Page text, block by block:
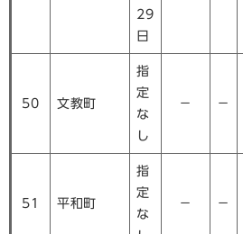
29
日
50 文教町
指
定
な
し
－ －
51 平和町
指
定
な
－ －